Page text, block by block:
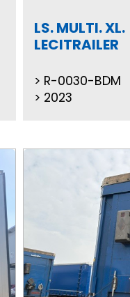
LS. MULTI. XL.
LECITRAILER
R-0030-BDM
2023